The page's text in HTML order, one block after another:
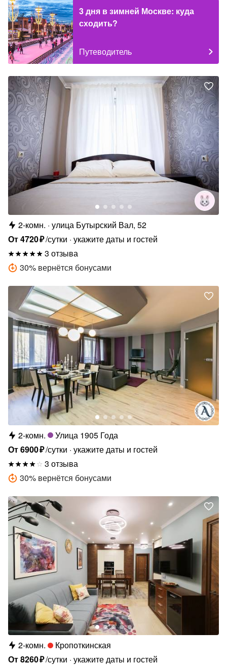
3 дня в зимней Москве: куда
сходить?
Путеводитель
2-комн. улица Бутырский Вал, 52
От4720₽/сутки укажите даты и гостей
3 отзыва
30% вернётся бонусами
2-комн.
Улица 1905 Года
От6900₽/сутки укажите даты и гостей
3 отзыва
30% вернётся бонусами
2-комн.
Кропоткинская
От8260₽/сутки укажите даты и гостей